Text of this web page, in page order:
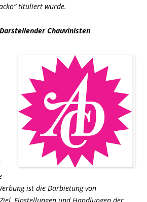
tituliert wurde.
Chauvinisten
ist die Darbietung von